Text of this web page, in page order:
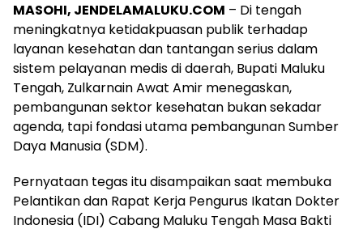
MASOHI, JENDELAMALUKU.COM – Di tengah
meningkatnya ketidakpuasan publik terhadap
layanan kesehatan dan tantangan serius dalam
sistem pelayanan medis di daerah, Bupati Maluku
Tengah, Zulkarnain Awat Amir menegaskan,
pembangunan sektor kesehatan bukan sekadar
agenda, tapi fondasi utama pembangunan Sumber
Daya Manusia (SDM).
Pernyataan tegas itu disampaikan saat membuka
Pelantikan dan Rapat Kerja Pengurus Ikatan Dokter
Indonesia (IDI) Cabang Maluku Tengah Masa Bakti